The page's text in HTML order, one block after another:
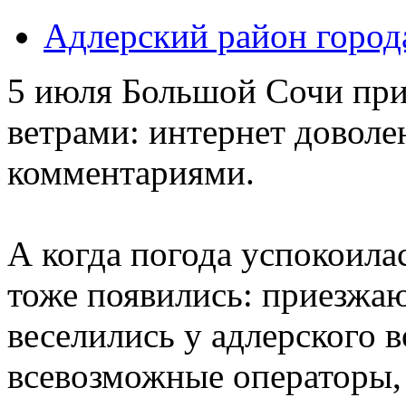
Адлерский район
5 июля Большой Сочи
ветрами: интернет
комментариями.
А когда погода
тоже появились:
веселились у адлерского
всевозможные